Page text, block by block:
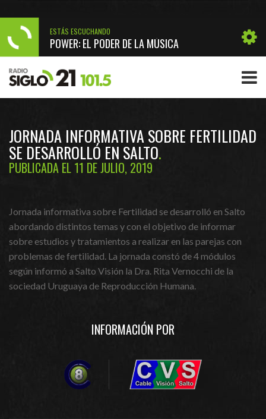
ESTÁS ESCUCHANDO
POWER: EL PODER DE LA MÚSICA
JORNADA INFORMATIVA SOBRE FERTILIDAD
SE DESARROLLÓ EN SALTO
PUBLICADA EL 11 DE JULIO, 2019
Jornada informativa sobre Fertilidad se desarrolló en Salto
abordando distintos temas y con el objetivo de informar
sobre estudios y tratamientos a realizar en las parejas con
problemas de fertilidad. La jornada constó de 4 módulos
según informó a Salto Visión la Dra. Rita Vernocchi de la
sociedad Uruguaya de Reproducción Humana.
INFORMACIÓN POR